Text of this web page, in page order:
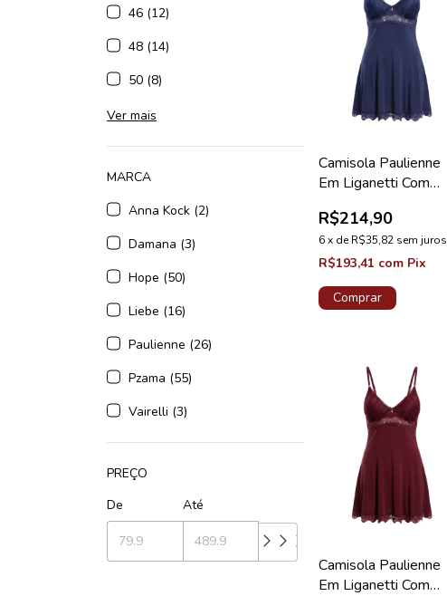
46 (12)
48 (14)
50 (8)
Ver mais
MARCA
Anna Kock (2)
Damana (3)
Hope (50)
Liebe (16)
Paulienne (26)
Pzama (55)
Vairelli (3)
PREÇO
De
Até
Camisola Paulienne
Em Liganetti Com
Lovely
R$214,90
6 x deR$35,82 sem juros
R$193,41 com Pix
Comprar
Camisola Paulienne
Em Liganetti Com